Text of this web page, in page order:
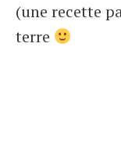
(une recette
terre